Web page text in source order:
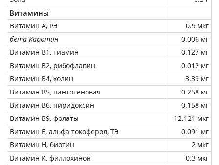
Витамины
Витамин А, РЭ
0.9 мкг
бета Каротин
0.006 мг
Витамин В1, тиамин
0.127 мг
Витамин В2, рибофлавин
0.012 мг
Витамин В4, холин
3.39 мг
Витамин В5, пантотеновая
0.258 мг
Витамин В6, пиридоксин
0.158 мг
Витамин В9, фолаты
12.121 мкг
Витамин Е, альфа токоферол, ТЭ
0.091 мг
Витамин Н, биотин
2 мкг
Витамин К, филлохинон
0.3 мкг